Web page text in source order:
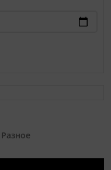
Разное